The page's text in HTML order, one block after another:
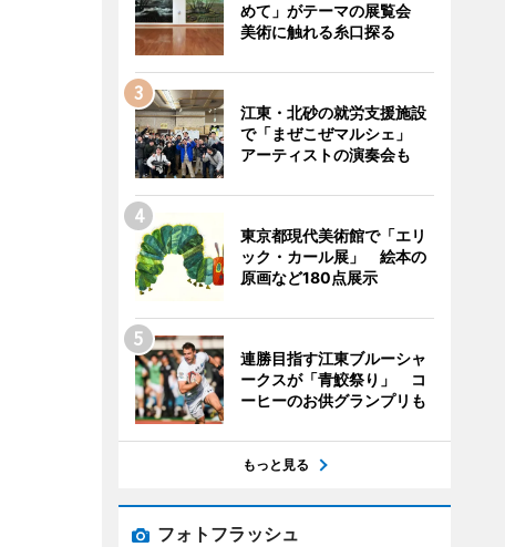
めて」がテーマの展覧会
美術に触れる糸口探る
江東・北砂の就労支援施設
で「まぜこぜマルシェ」
アーティストの演奏会も
東京都現代美術館で「エリ
ック・カール展」 絵本の
原画など180点展示
連勝目指す江東ブルーシャ
ークスが「青鮫祭り」 コ
ーヒーのお供グランプリも
もっと見る
フォトフラッシュ